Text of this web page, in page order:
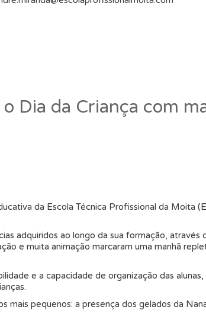
Dia da Criança com
da Escola Técnica Profissional da Moita
adquiridos ao longo da sua formação, através
e muita animação marcaram uma manhã
e a capacidade de organização das alunas,
mais pequenos: a presença dos gelados da